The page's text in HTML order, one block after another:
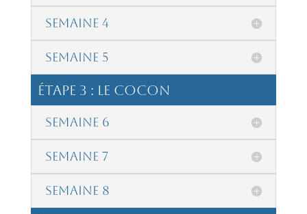
Semaine 4
Semaine 5
étape 3 : Le Cocon
Semaine 6
Semaine 7
Semaine 8